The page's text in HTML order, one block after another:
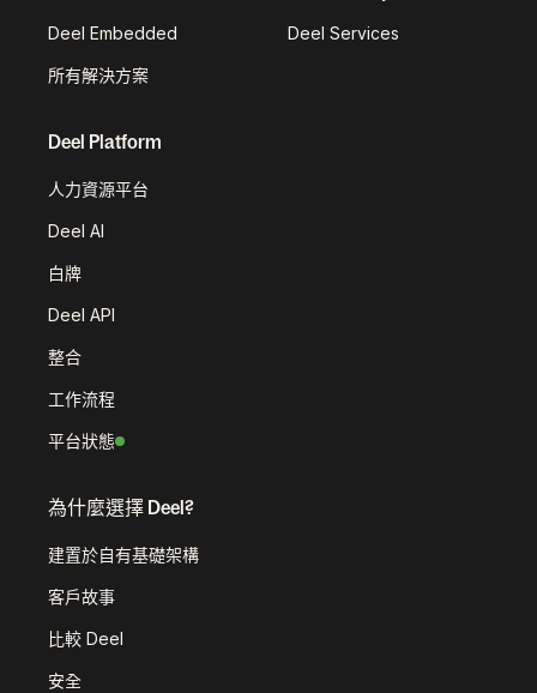
Deel Embedded Deel Services
所有解決方案
Deel Platform
人力資源平台
Deel AI
白牌
Deel API
整合
工作流程
平台狀態
為什麼選擇 Deel?
建置於自有基礎架構
客戶故事
比較 Deel
安全